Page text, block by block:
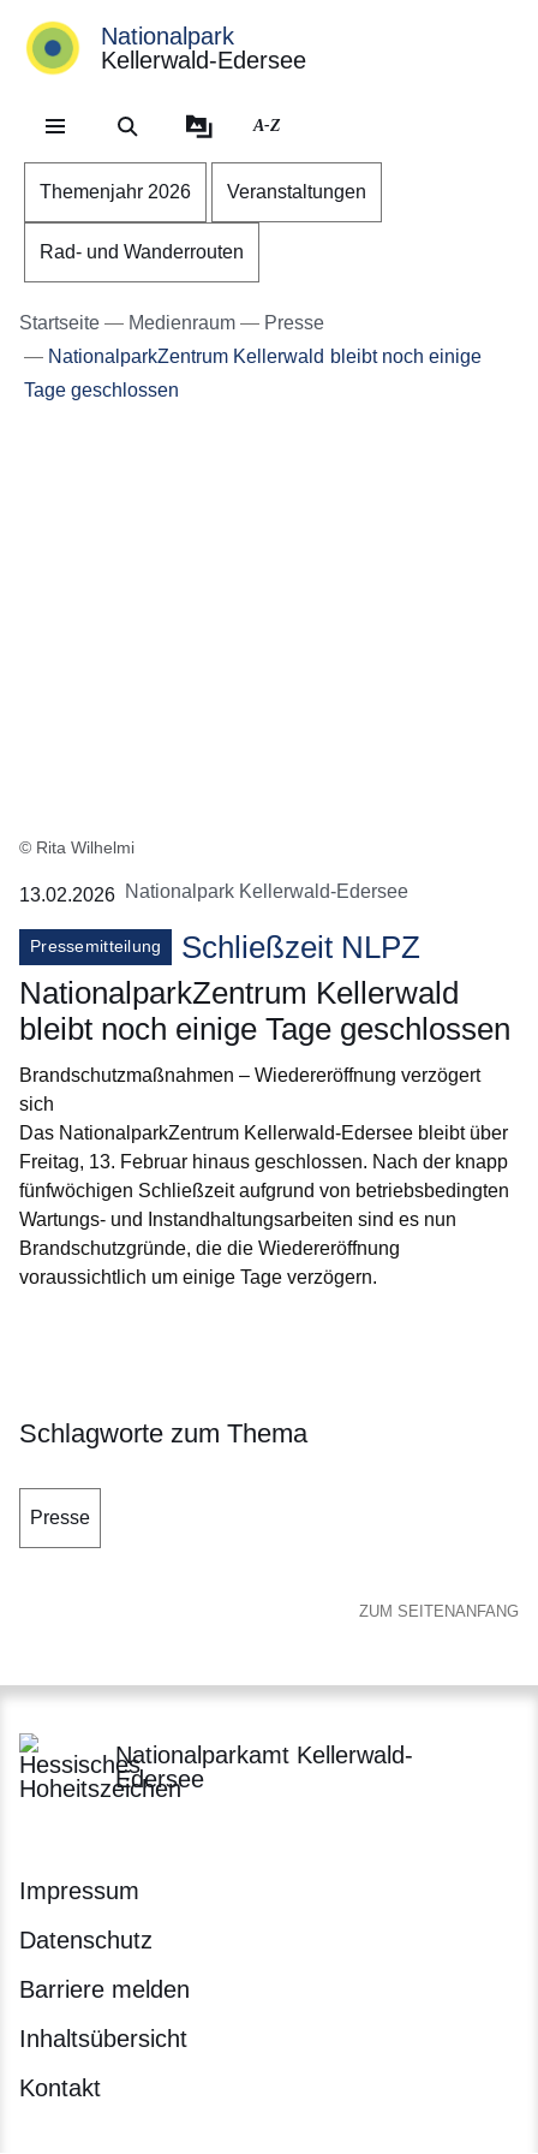
Direkt zum Kopf der
Direkt zum Inhalt
Direkt zum Fuß der
Nationalpark
Kellerwald-Edersee
A-Z
Themenjahr 2026 Veranstaltungen
Rad- und Wanderrouten
Startseite Medienraum
Presse
NationalparkZentrum Kellerwald bleibt noch einige
Tage geschlossen
© Rita Wilhelmi
13.02.2026 Nationalpark Kellerwald-Edersee
Pressemitteilung
Schließzeit NLPZ
NationalparkZentrum Kellerwald
bleibt noch einige Tage geschlossen
Brandschutzmaßnahmen – Wiedereröffnung verzögert
sich
Das NationalparkZentrum Kellerwald-Edersee bleibt über
Freitag, 13. Februar hinaus geschlossen. Nach der knapp
fünfwöchigen Schließzeit aufgrund von betriebsbedingten
Wartungs- und Instandhaltungsarbeiten sind es nun
Brandschutzgründe, die die Wiedereröffnung
voraussichtlich um einige Tage verzögern.
Schlagworte zum Thema
Presse
ZUM SEITENANFANG
Nationalparkamt Kellerwald-
Edersee
Impressum
Datenschutz
Barriere melden
Inhaltsübersicht
Kontakt